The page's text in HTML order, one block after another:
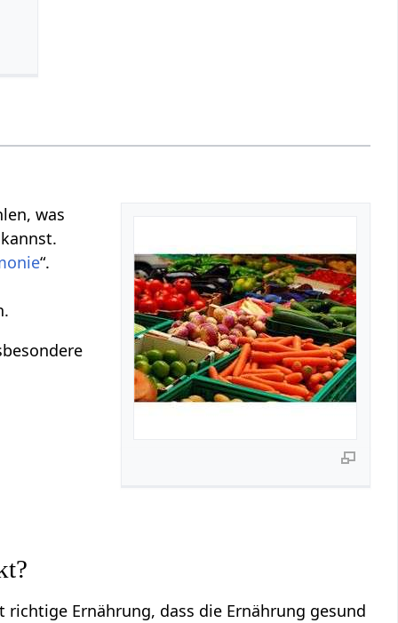
was
“.
Ernährung, dass die Ernährung gesund